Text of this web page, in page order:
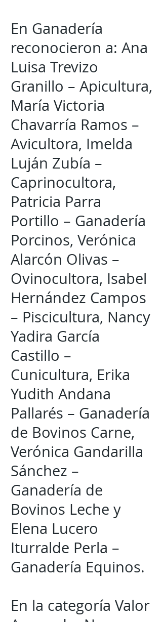
En Ganadería
reconocieron a: Ana
Luisa Trevizo
Granillo – Apicultura,
María Victoria
Chavarría Ramos –
Avicultora, Imelda
Luján Zubía –
Caprinocultora,
Patricia Parra
Portillo – Ganadería
Porcinos, Verónica
Alarcón Olivas –
Ovinocultora, Isabel
Hernández Campos
– Piscicultura, Nancy
Yadira García
Castillo –
Cunicultura, Erika
Yudith Andana
Pallarés – Ganadería
de Bovinos Carne,
Verónica Gandarilla
Sánchez –
Ganadería de
Bovinos Leche y
Elena Lucero
Iturralde Perla –
Ganadería Equinos.
En la categoría Valor